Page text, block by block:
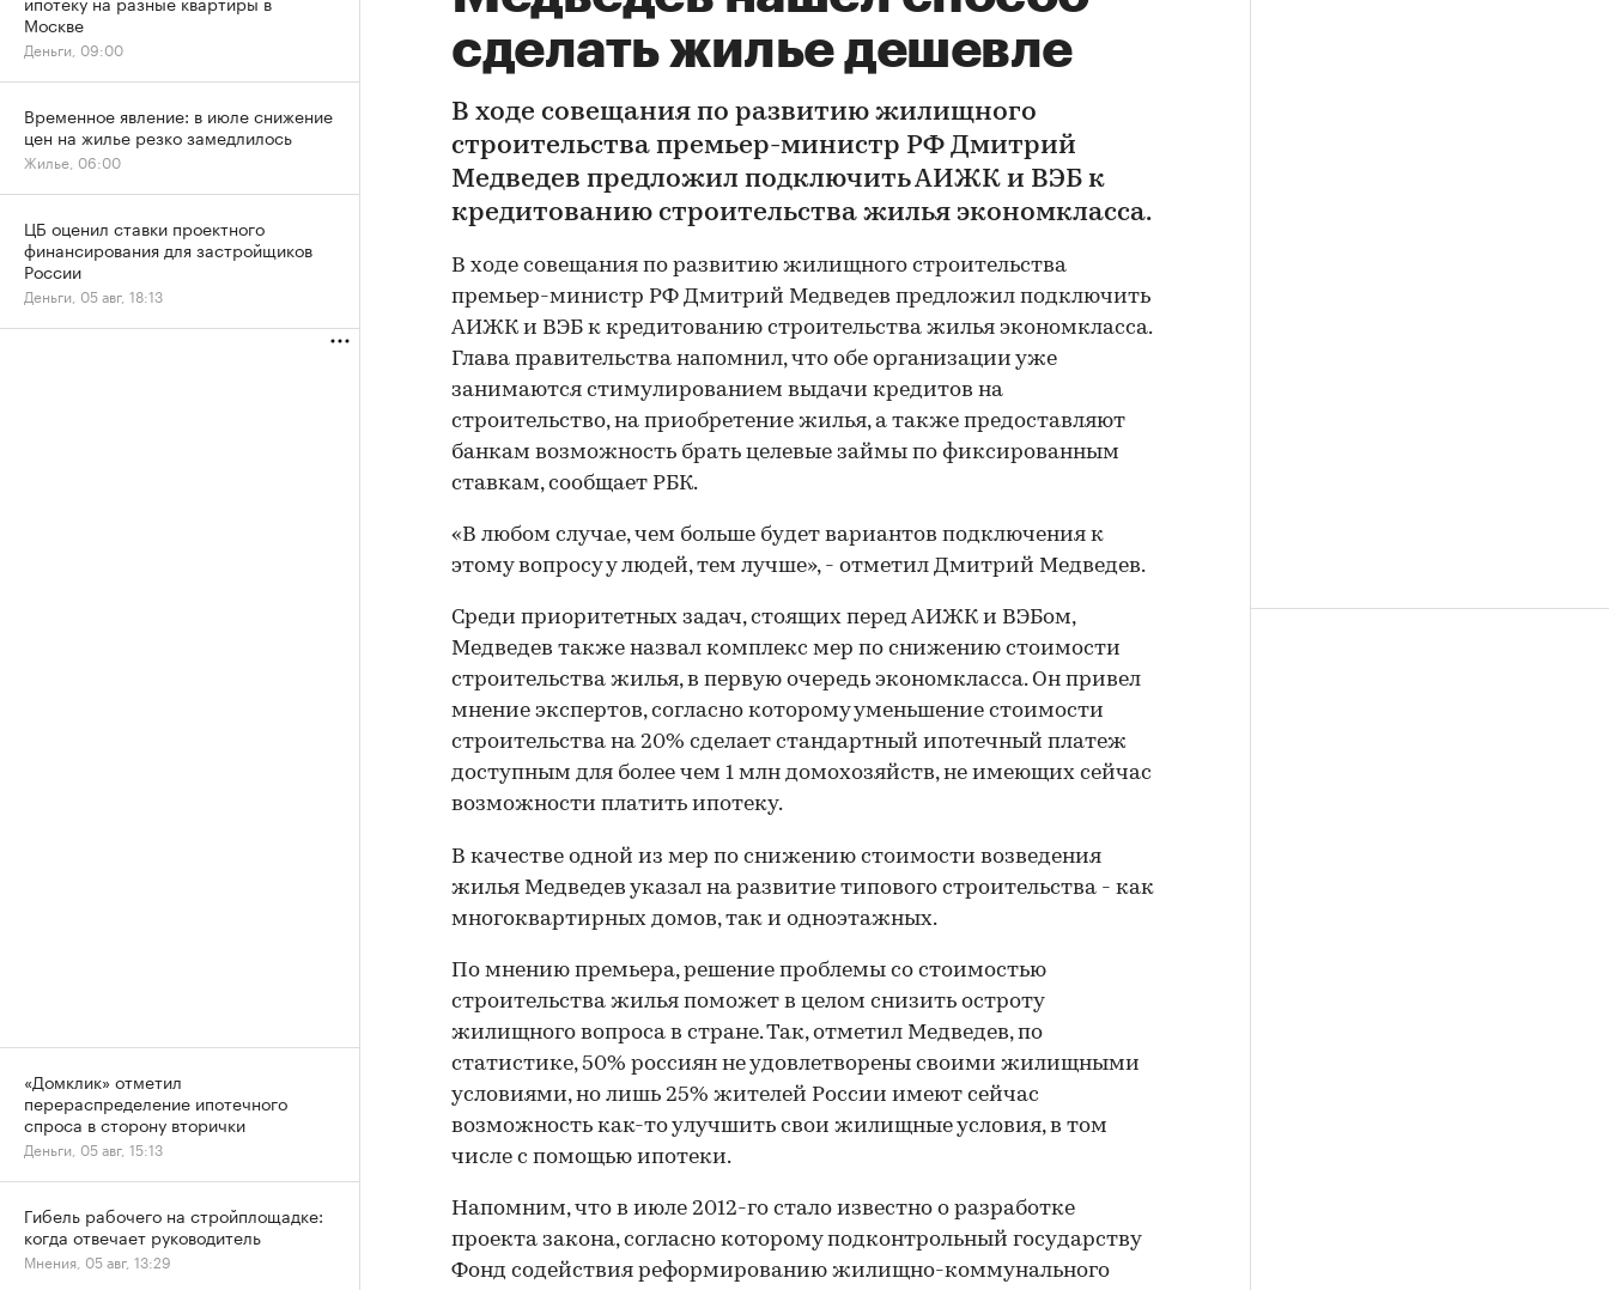
сделать жилье дешевле
В ходе совещания по развитию жилищного
строительства премьер-министр РФ Дмитрий
Медведев предложил подключить АИЖК и ВЭБ к
кредитованию строительства жилья экономкласса.
В ходе совещания по развитию жилищного строительства
премьер-министр РФ Дмитрий Медведев предложил подключить
АИЖК и ВЭБ к кредитованию строительства жилья экономкласса.
Глава правительства напомнил, что обе организации уже
занимаются стимулированием выдачи кредитов на
строительство, на приобретение жилья, а также предоставляют
банкам возможность брать целевые займы по фиксированным
ставкам, сообщает РБК.
«В любом случае, чем больше будет вариантов подключения к
этому вопросу у людей, тем лучше», - отметил Дмитрий Медведев.
Среди приоритетных задач, стоящих перед АИЖК и ВЭБом,
Медведев также назвал комплекс мер по снижению стоимости
строительства жилья, в первую очередь экономкласса. Он привел
мнение экспертов, согласно которому уменьшение стоимости
строительства на 20% сделает стандартный ипотечный платеж
доступным для более чем 1 млн домохозяйств, не имеющих сейчас
возможности платить ипотеку.
В качестве одной из мер по снижению стоимости возведения
жилья Медведев указал на развитие типового строительства - как
многоквартирных домов, так и одноэтажных.
По мнению премьера, решение проблемы со стоимостью
строительства жилья поможет в целом снизить остроту
жилищного вопроса в стране. Так, отметил Медведев, по
статистике, 50% россиян не удовлетворены своими жилищными
условиями, но лишь 25% жителей России имеют сейчас
возможность как-то улучшить свои жилищные условия, в том
числе с помощью ипотеки.
Напомним, что в июле 2012-го стало известно о разработке
проекта закона, согласно которому подконтрольный государству
Фонд содействия реформированию жилищно-коммунального
Москве
Деньги, 09:00
Временное явление: в июле снижение
цен на жилье резко замедлилось
Жилье, 06:00
ЦБ оценил ставки проектного
финансирования для застройщиков
России
Деньги, 05 авг, 18:13
«Домклик» отметил
перераспределение ипотечного
спроса в сторону вторички
Деньги, 05 авг, 15:13
Гибель рабочего на стройплощадке:
когда отвечает руководитель
Мнения, 05 авг, 13:29